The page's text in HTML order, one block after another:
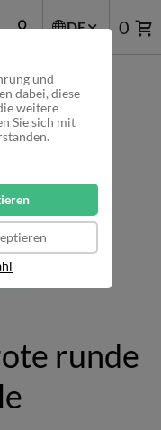
und
dabei, diese
weitere
Sie sich mit
DE 0
runde